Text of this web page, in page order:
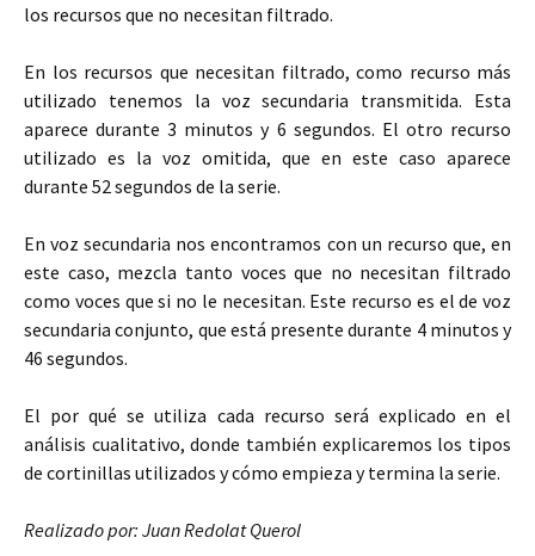
los recursos que no necesitan filtrado.
En los recursos que necesitan filtrado, como recurso más
utilizado tenemos la voz secundaria transmitida. Esta
aparece durante 3 minutos y 6 segundos. El otro recurso
utilizado es la voz omitida, que en este caso aparece
durante 52 segundos de la serie.
En voz secundaria nos encontramos con un recurso que, en
este caso, mezcla tanto voces que no necesitan filtrado
como voces que si no le necesitan. Este recurso es el de voz
secundaria conjunto, que está presente durante 4 minutos y
46 segundos.
El por qué se utiliza cada recurso será explicado en el
análisis cualitativo, donde también explicaremos los tipos
de cortinillas utilizados y cómo empieza y termina la serie.
Realizado por: Juan Redolat Querol